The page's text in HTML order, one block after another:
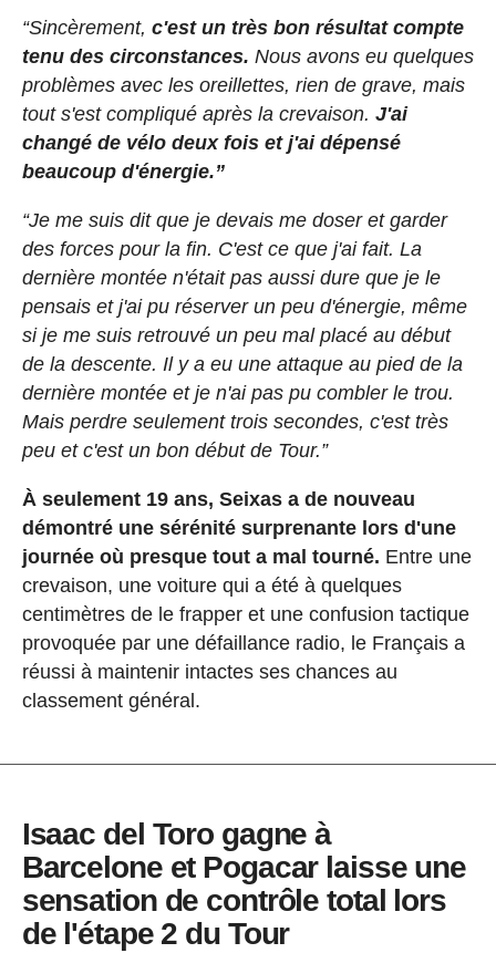
“Sincèrement, c'est un très bon résultat compte
tenu des circonstances. Nous avons eu quelques
problèmes avec les oreillettes, rien de grave, mais
tout s'est compliqué après la crevaison. J'ai
changé de vélo deux fois et j'ai dépensé
beaucoup d'énergie.”
“Je me suis dit que je devais me doser et garder
des forces pour la fin. C'est ce que j'ai fait. La
dernière montée n'était pas aussi dure que je le
pensais et j'ai pu réserver un peu d'énergie, même
si je me suis retrouvé un peu mal placé au début
de la descente. Il y a eu une attaque au pied de la
dernière montée et je n'ai pas pu combler le trou.
Mais perdre seulement trois secondes, c'est très
peu et c'est un bon début de Tour.”
À seulement 19 ans, Seixas a de nouveau
démontré une sérénité surprenante lors d'une
journée où presque tout a mal tourné. Entre une
crevaison, une voiture qui a été à quelques
centimètres de le frapper et une confusion tactique
provoquée par une défaillance radio, le Français a
réussi à maintenir intactes ses chances au
classement général.
Isaac del Toro gagne à
Barcelone et Pogacar laisse une
sensation de contrôle total lors
de l'étape 2 du Tour